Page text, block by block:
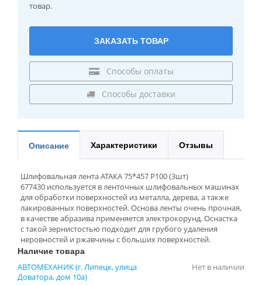
товар.
ЗАКАЗАТЬ ТОВАР
Способы оплаты
Способы доставки
Описание Характеристики Отзывы
Шлифовальная лента АТАКА 75*457 Р100 (3шт)
677430 используется в ленточных шлифовальных машинах
для обработки поверхностей из металла, дерева, а также
лакированных поверхностей. Основа ленты очень прочная,
в качестве абразива применяется электрокорунд. Оснастка
с такой зернистостью подходит для грубого удаления
неровностей и ржавчины с больших поверхностей.
Наличие товара
АВТОМЕХАНИК (г. Липецк, улица
Доватора, дом 10а)
Нет в наличии